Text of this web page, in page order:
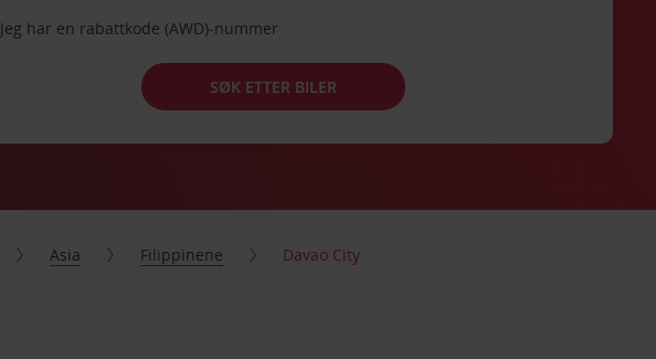
Jeg har en rabattkode (AWD)-nummer
SØK ETTER BILER
Asia Filippinene Davao City